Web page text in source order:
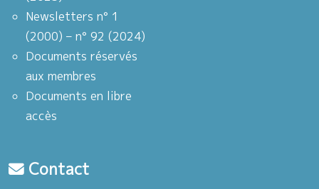
Newsletters n° 1
(2000) – n° 92 (2024)
Documents réservés
aux membres
Documents en libre
accès
Contact